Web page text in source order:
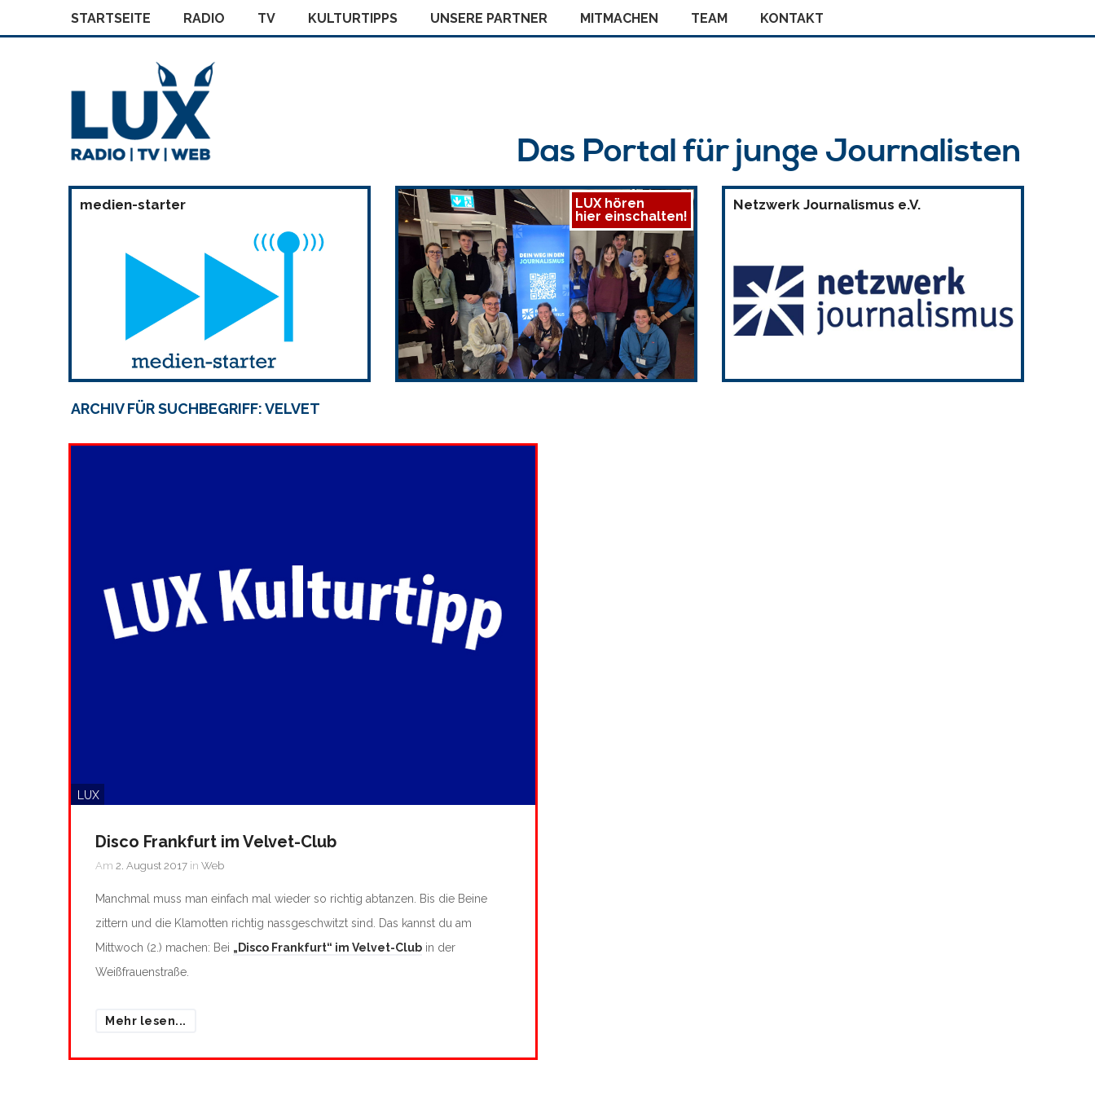
STARTSEITE RADIO TV KULTURTIPPS UNSERE PARTNER MITMACHEN TEAM KONTAKT
Das Portal für junge Journalisten
medien-starter
LUX hören
hier einschalten!
Netzwerk Journalismus e.V.
ARCHIV FÜR SUCHBEGRIFF: VELVET
LUX
Disco Frankfurt im Velvet-Club
Am 2. August 2017 in Web
Manchmal muss man einfach mal wieder so richtig abtanzen. Bis die Beine
zittern und die Klamotten richtig nassgeschwitzt sind. Das kannst du am
Mittwoch (2.) machen: Bei „Disco Frankfurt“ im Velvet-Club in der
Weißfrauenstraße.
Mehr lesen...